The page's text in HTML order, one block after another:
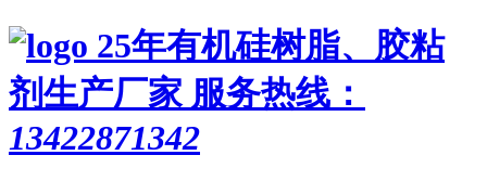
25年有机硅树脂、胶粘
剂生产厂家 服务热线：
13422871342